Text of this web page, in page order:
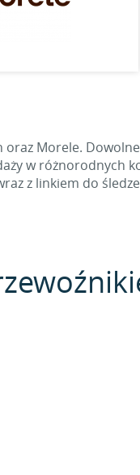
oraz Morele.
w różnorodnych
z linkiem do